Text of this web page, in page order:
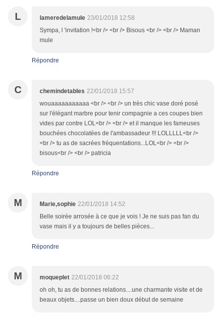
L lameredelamule 23/01/2018 12:58
Sympa, l 'invitation !<br /> <br /> Bisous <br /> <br /> Maman
mule
Répondre
C chemindetables 22/01/2018 15:57
wouaaaaaaaaaaa <br /> <br /> un très chic vase doré posé
sur l'élégant marbre pour tenir compagnie a ces coupes bien
vides par contre LOL<br /> <br /> et il manque les fameuses
bouchées chocolatées de l'ambassadeur !!! LOLLLLL<br />
<br /> tu as de sacrées fréquentations...LOL<br /> <br />
bisous<br /> <br /> patricia
Répondre
M Marie,sophie 22/01/2018 14:52
Belle soirée arrosée à ce que je vois ! Je ne suis pas fan du
vase mais il y a toujours de belles pièces...
Répondre
M moqueplet 22/01/2018 06:22
oh oh, tu as de bonnes relations....une charmante visite et de
beaux objets....passe un bien doux début de semaine